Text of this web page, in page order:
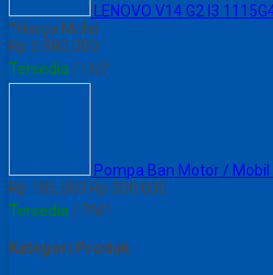
LENOVO V14 G2 I3
*Harga Mulai
Rp 5.980.000
Tersedia / LN2
Pompa Ban Motor /
Rp 185.000 Rp 300.000
Tersedia / PM1
Kategori Produk